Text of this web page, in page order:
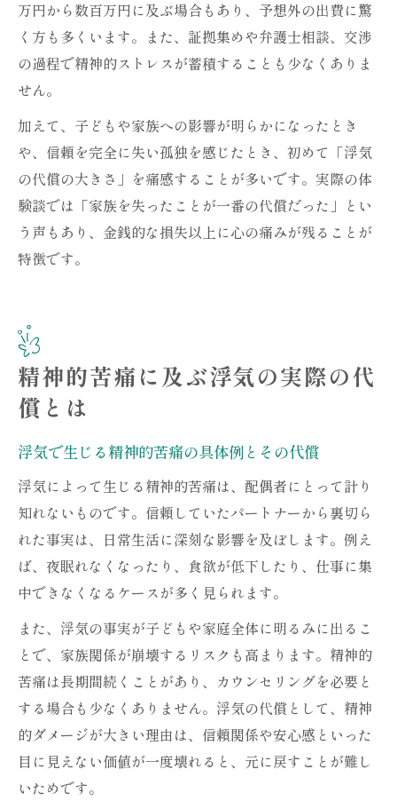
万円から数百万円に及ぶ場合もあり、予想外の出費に驚
く方も多くいます。また、証拠集めや弁護士相談、交渉
の過程で精神的ストレスが蓄積することも少なくありま
せん。
加えて、子どもや家族への影響が明らかになったとき
や、信頼を完全に失い孤独を感じたとき、初めて「浮気
の代償の大きさ」を痛感することが多いです。実際の体
験談では「家族を失ったことが一番の代償だった」とい
う声もあり、金銭的な損失以上に心の痛みが残ることが
特徴です。
精神的苦痛に及ぶ浮気の実際の代
償とは
浮気で生じる精神的苦痛の具体例とその代償
浮気によって生じる精神的苦痛は、配偶者にとって計り
知れないものです。信頼していたパートナーから裏切ら
れた事実は、日常生活に深刻な影響を及ぼします。例え
ば、夜眠れなくなったり、食欲が低下したり、仕事に集
中できなくなるケースが多く見られます。
また、浮気の事実が子どもや家庭全体に明るみに出るこ
とで、家族関係が崩壊するリスクも高まります。精神的
苦痛は長期間続くことがあり、カウンセリングを必要と
する場合も少なくありません。浮気の代償として、精神
的ダメージが大きい理由は、信頼関係や安心感といった
目に見えない価値が一度壊れると、元に戻すことが難し
いためです。